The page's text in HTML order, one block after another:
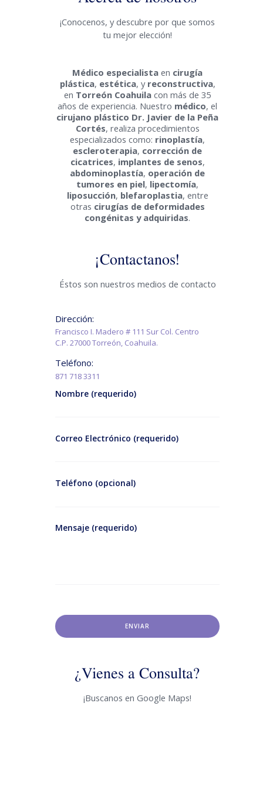
¡Conocenos, y descubre por que somos
tu mejor elección!
Médico especialista en cirugía
plástica, estética, y reconstructiva,
en Torreón Coahuila con más de 35
años de experiencia. Nuestro médico, el
cirujano plástico Dr. Javier de la Peña
Cortés, realiza procedimientos
especializados como: rinoplastía,
escleroterapia, corrección de
cicatrices, implantes de senos,
abdominoplastía, operación de
tumores en piel, lipectomía,
liposucción, blefaroplastia, entre
otras cirugías de deformidades
congénitas y adquiridas.
¡Contactanos!
Éstos son nuestros medios de contacto
Dirección:
Francisco I. Madero # 111 Sur Col. Centro
C.P. 27000 Torreón, Coahuila.
Teléfono:
871 718 3311
Nombre (requerido)
Correo Electrónico (requerido)
Teléfono (opcional)
Mensaje (requerido)
¿Vienes a Consulta?
¡Buscanos en Google Maps!